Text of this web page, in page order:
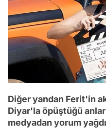
Diğer yandan Ferit'in
Diyar'la öpüştüğü
medyadan yorum